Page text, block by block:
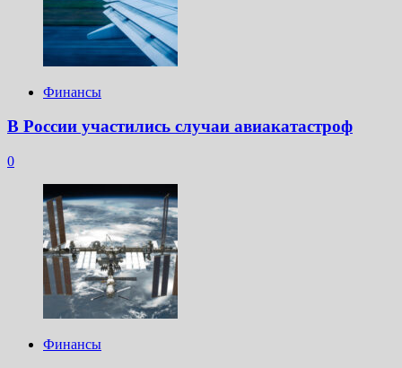
Финансы
В России участились случаи авиакатастроф
0
Финансы